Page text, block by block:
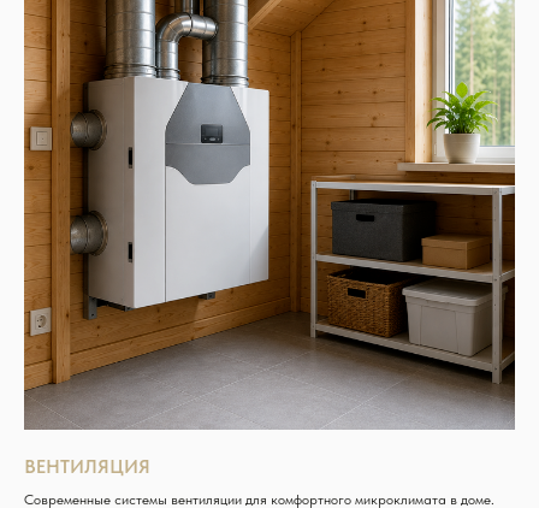
ВЕНТИЛЯЦИЯ
Современные системы вентиляции для комфортного микроклимата в доме.